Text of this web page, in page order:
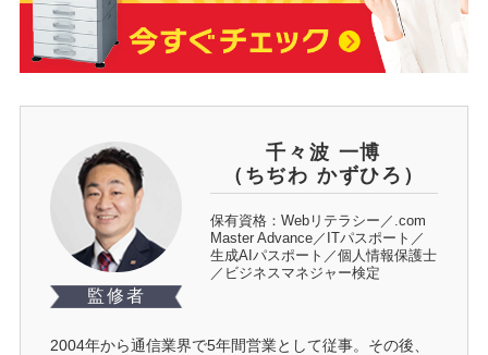
監修者
千々波 一博
（ちぢわ かずひろ）
保有資格：Webリテラシー／.com
Master Advance／ITパスポート／
生成AIパスポート／個人情報保護士
／ビジネスマネジャー検定
2004年から通信業界で5年間営業として従事。その後、